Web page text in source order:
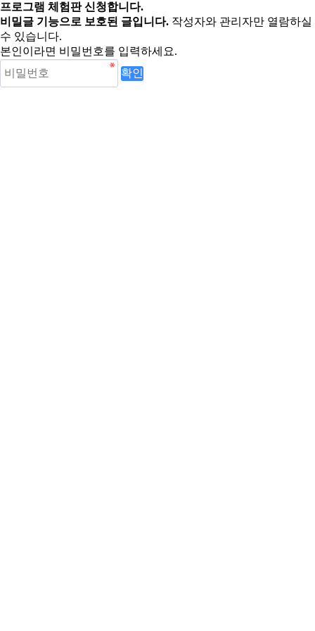
프로그램 체험판 신청합니다.
비밀글 기능으로 보호된 글입니다. 작성자와 관리자만 열람하실
수 있습니다.
본인이라면 비밀번호를 입력하세요.